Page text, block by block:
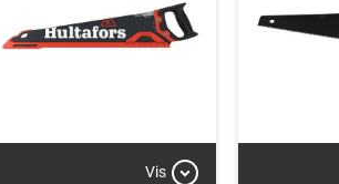
Vis